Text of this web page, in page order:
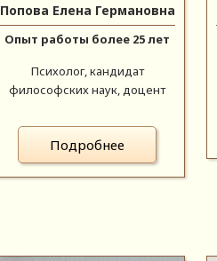
Попова Елена Германовна
Опыт работы более 25 лет
Психолог, кандидат
философских наук, доцент
Подробнее